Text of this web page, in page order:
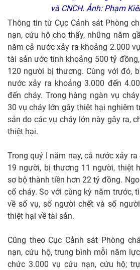
và CNCH. Ảnh: Phạm
Thông tin từ Cục Cảnh sát Phòng
nạn, cứu hộ cho thấy, những năm
năm cả nước xảy ra khoảng 2.000
tài sản ước tính khoảng 500 tỷ
120 người bị thương. Cùng với đó,
nước xảy ra khoảng 3.000 đến
đến cháy. Trong hàng ngàn vụ
30 vụ cháy lớn gây thiệt hại nghiêm
sản do các vụ cháy lớn này gây ra,
thiệt hại.
Trong quý I năm nay, cả nước xảy
19 người, bị thương 11 người, thiệt
sơ bộ thành tiền hơn 22 tỷ đồng.
cố cháy. So với cùng kỳ năm trước,
về số vụ, số người chết và số
thiệt hại về tài sản.
Cũng theo Cục Cảnh sát Phòng
nạn, cứu hộ, trung bình mỗi năm
chức 3.000 vụ cứu nạn, cứu hộ;